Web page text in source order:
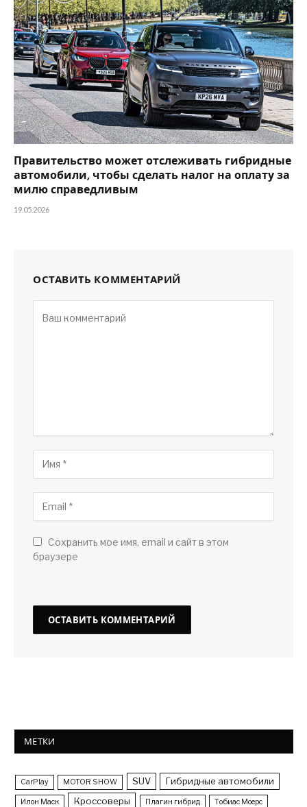
Правительство может отслеживать гибридные
автомобили, чтобы сделать налог на оплату за
милю справедливым
19.05.2026
ОСТАВИТЬ КОММЕНТАРИЙ
Сохранить мое имя, email и сайт в этом
браузере
МЕТКИ
CarPlay MOTOR SHOW SUV Гибридные автомобили
Илон Маск Кроссоверы Плагин гибрид Тобиас Моерс